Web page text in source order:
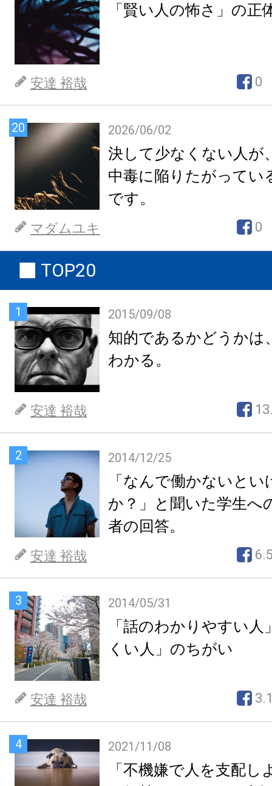
「賢い人の怖さ」の正
安達 裕哉 0
20 2026/06/02
決して少なくない人が
中毒に陥りたがってい
です。
マダムユキ 0
TOP20
1 2015/09/08
知的であるかどうかは
わかる。
安達 裕哉
2 2014/12/25
「なんで働かないと
か？」と聞いた学生へ
者の回答。
安達 裕哉
3 2014/05/31
「話のわかりやすい
くい人」のちがい
安達 裕哉
4 2021/11/08
「不機嫌で人を支配し